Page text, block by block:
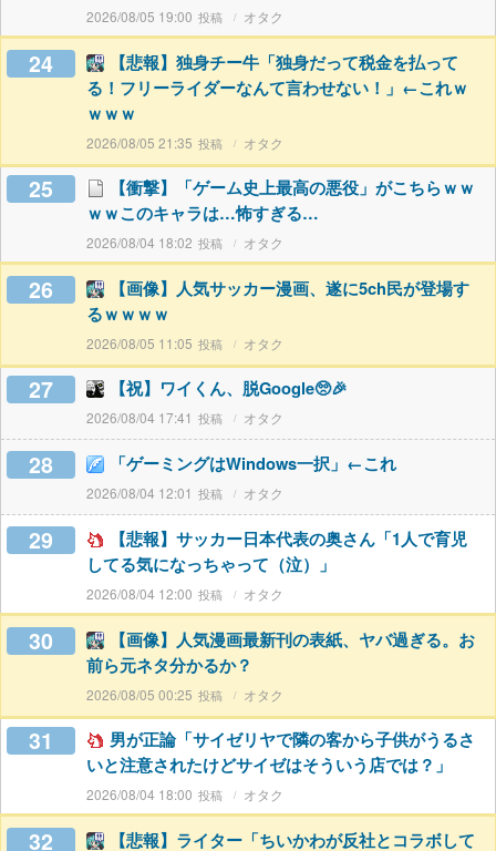
2026/08/05 19:00 オタク
24
【悲報】独身チー牛「独身だって税金を払って
る！フリーライダーなんて言わせない！」←これｗ
ｗｗｗ
2026/08/05 21:35 オタク
25
【衝撃】「ゲーム史上最高の悪役」がこちらｗｗ
ｗｗこのキャラは…怖すぎる…
2026/08/04 18:02 オタク
26
【画像】人気サッカー漫画、遂に5ch民が登場す
るｗｗｗｗ
2026/08/05 11:05 オタク
27 【祝】ワイくん、脱Google🥺🎉
2026/08/04 17:41 オタク
28 「ゲーミングはWindows一択」←これ
2026/08/04 12:01 オタク
29
【悲報】サッカー日本代表の奥さん「1人で育児
してる気になっちゃって（泣）」
2026/08/04 12:00 オタク
30
【画像】人気漫画最新刊の表紙、ヤバ過ぎる。お
前ら元ネタ分かるか？
2026/08/05 00:25 オタク
31
男が正論「サイゼリヤで隣の客から子供がうるさ
いと注意されたけどサイゼはそういう店では？」
2026/08/04 18:00 オタク
32
【悲報】ライター「ちいかわが反社とコラボして